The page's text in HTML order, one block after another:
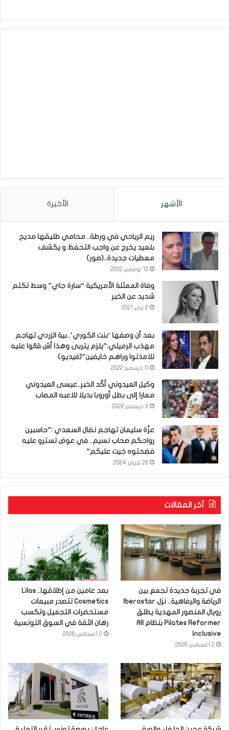
الأشهر الأخيرة
ريم الرياحي في ورطة.. محامي طليقها مديح
بلعيد يخرج عن واجب التحفظ و يكشف
معطيات جديدة..(صور)
13 نوفمبر 2022
وفاة الممثلة الأمريكية “سارة جاي” وسط تكتم
شديد عن الخبر
2 يناير 2021
بعد أن وصفها ‘بنت الكوري’..بية الزردي تهاجم
مهذب الرميلي:”يلزم يتربى وهذا أش قالوا عليه
تلامذتوا وراهم خايفين”(فيديو)
وكيل العيدوني أكّد الخبر..عيسى العيدوني
معارا إلى بطل أوروبا بديلا للاعبه المصاب
3 ديسمبر 2022
عزّة سليمان تهاجم نضال السعدي :”حاسبين
رواحكم صحاب نسيم.. في عوض تسترو عليه
فضحتوه خيت عليكم”
29 فبراير 2024
آخر المقالات
في تجربة جديدة تجمع بين
رويال المنصور المهدية يطلق
Pilates Reformer بنظام All
Inclusive
2 أغسطس 2026
بعد عامين من إطلاقها.. Lilas
Cosmetics تتصدر مبيعات
مستحضرات التجميل وتكسب
رهان الثقة في السوق التونسية
2 أغسطس 2026